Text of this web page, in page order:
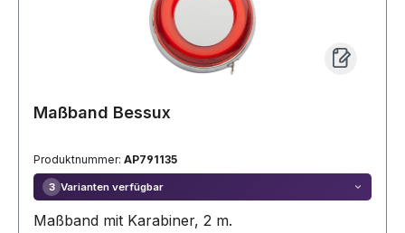
Maßband Bessux
Produktnummer: AP791135
3 Varianten verfügbar
Maßband mit Karabiner, 2 m.